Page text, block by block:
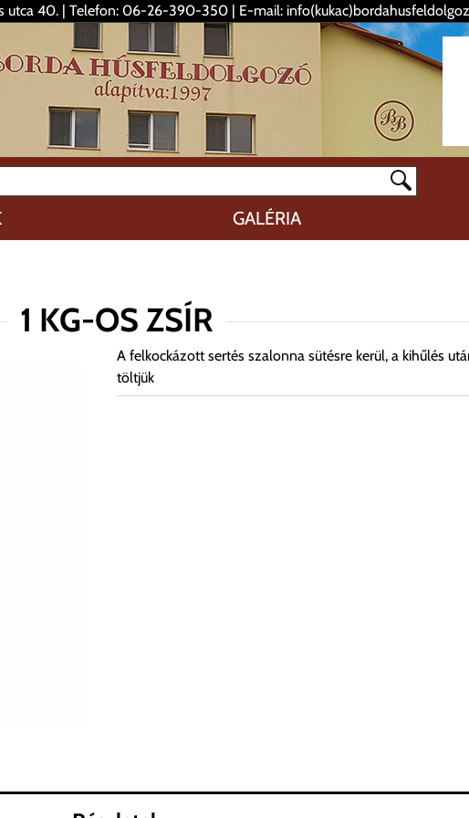
utca 40. | Telefon: 06-26-390-350 | E-mail:
GALÉRIA
1 KG-OS ZSÍR
A felkockázott sertés szalonna sütésre kerül, a kihűlés
töltjük